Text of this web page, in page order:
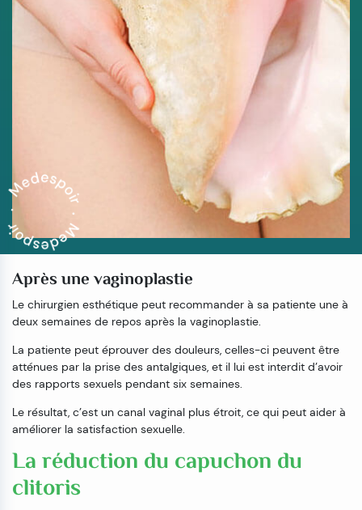
Après une vaginoplastie
Le chirurgien esthétique peut recommander à sa patiente une à
deux semaines de repos après la vaginoplastie.
La patiente peut éprouver des douleurs, celles-ci peuvent être
atténues par la prise des antalgiques, et il lui est interdit d’avoir
des rapports sexuels pendant six semaines.
Le résultat, c’est un canal vaginal plus étroit, ce qui peut aider à
améliorer la satisfaction sexuelle.
La réduction du capuchon du
clitoris